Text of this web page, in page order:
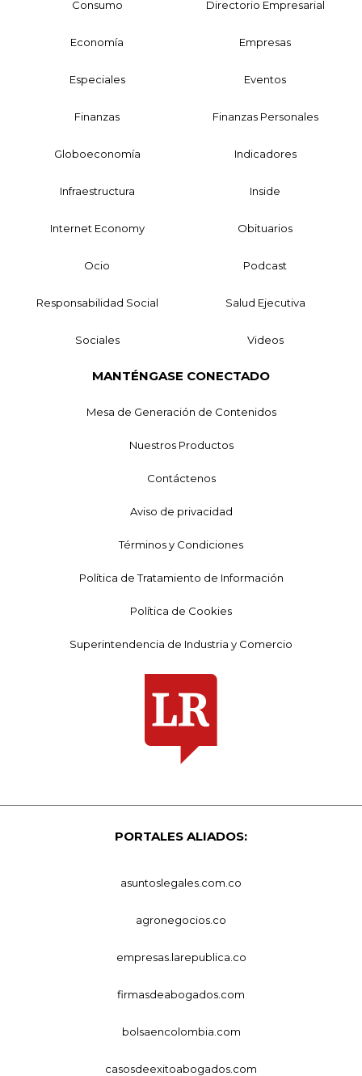
Consumo Directorio Empresarial
Economía Empresas
Especiales Eventos
Finanzas Finanzas Personales
Globoeconomía Indicadores
Infraestructura Inside
Internet Economy Obituarios
Ocio Podcast
Responsabilidad Social Salud Ejecutiva
Sociales Videos
MANTÉNGASE CONECTADO
Mesa de Generación de Contenidos
Nuestros Productos
Contáctenos
Aviso de privacidad
Términos y Condiciones
Política de Tratamiento de Información
Política de Cookies
Superintendencia de Industria y Comercio
PORTALES ALIADOS:
asuntoslegales.com.co
agronegocios.co
empresas.larepublica.co
firmasdeabogados.com
bolsaencolombia.com
casosdeexitoabogados.com